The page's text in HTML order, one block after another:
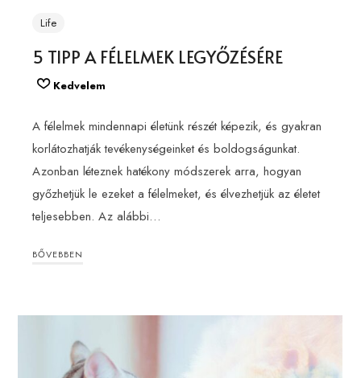
Life
5 TIPP A FÉLELMEK LEGYŐZÉSÉRE
Kedvelem
A félelmek mindennapi életünk részét képezik, és gyakran
korlátozhatják tevékenységeinket és boldogságunkat.
Azonban léteznek hatékony módszerek arra, hogyan
győzhetjük le ezeket a félelmeket, és élvezhetjük az életet
teljesebben. Az alábbi…
BŐVEBBEN